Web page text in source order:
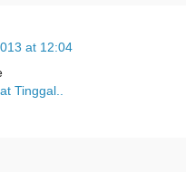
at 12:04
Tinggal..